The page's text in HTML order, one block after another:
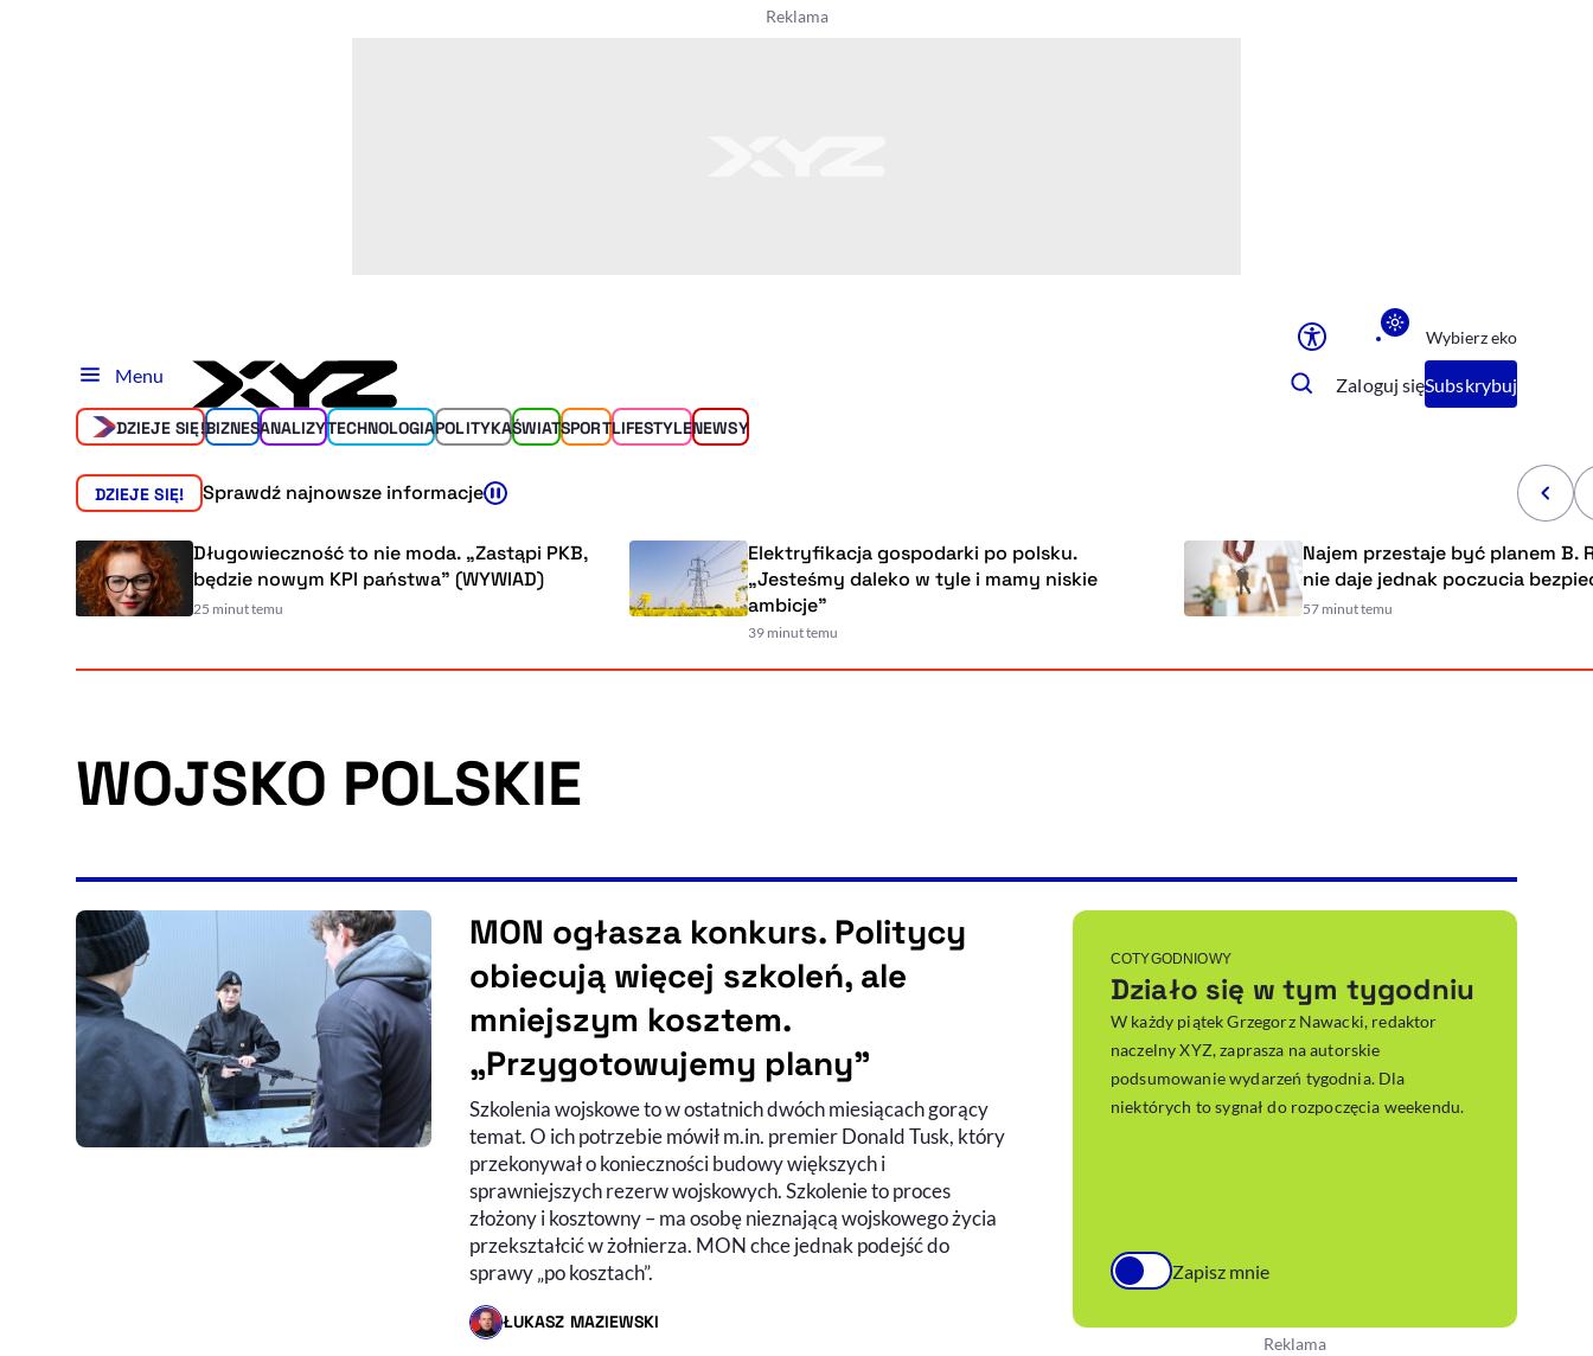
Sprawdź, jak i dlaczego zwiększamy dostępność, otwiera się w nowym
Deklaracja dostępności
, otwiera się w
Wybierz eko
Menu Zaloguj sięSubskrybuj
DZIEJE SIĘ!BIZNESANALIZYTECHNOLOGIAPOLITYKAŚWIATSPORTLIFESTYLENEWSY
DZIEJE SIĘ! Sprawdź najnowsze informacje
Długowieczność to nie moda. „Zastąpi PKB,
będzie nowym KPI państwa” (WYWIAD)
25 minut temu
Elektryfikacja gospodarki po polsku.
„Jesteśmy daleko w tyle i mamy niskie
ambicje”
39 minut temu
Najem przestaje być planem B. Rynek
nie daje jednak poczucia
57 minut temu
WOJSKO POLSKIE
MON ogłasza konkurs. Politycy
obiecują więcej szkoleń, ale
mniejszym kosztem.
„Przygotowujemy plany"
Szkolenia wojskowe to w ostatnich dwóch miesiącach gorący
temat. O ich potrzebie mówił m.in. premier Donald Tusk, który
przekonywał o konieczności budowy większych i
sprawniejszych rezerw wojskowych. Szkolenie to proces
złożony i kosztowny – ma osobę nieznającą wojskowego życia
przekształcić w żołnierza. MON chce jednak podejść do
sprawy „po kosztach”.
ŁUKASZ MAZIEWSKI
- AUTOR ARTYKUŁU - PROFIL